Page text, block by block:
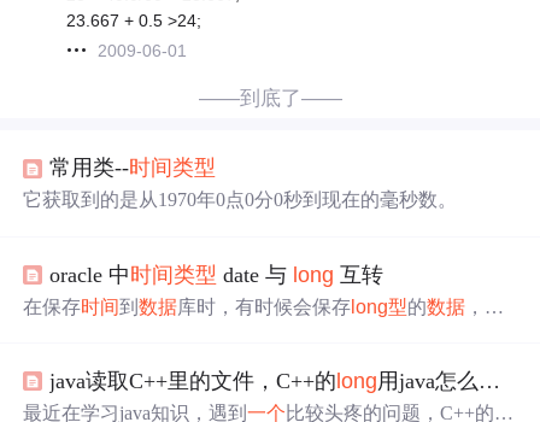
23.667 + 0.5 >24;
2009-06-01
——到底了——
常用类--时间类型
它获取到的是从1970年0点0分0秒到现在的毫秒数。
oracle 中时间类型 date 与 long 互转
在保存时间到数据库时，有时候会保存 long型的数据 ，固
ELECT TO_NUMBER(TO_DATE('2005-03-29 12:30:45', 'Y
YYY-MM-DD HH24:MI:SS') - TO_DATE('1970-01-01 ...
java读取C++里的文件，C++的long用java怎么读取。负数的转变
最近在学习java知识，遇到一个比较头疼的问题，C++的写